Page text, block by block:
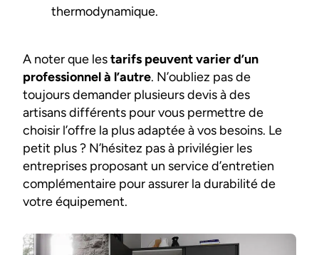
thermodynamique.
A noter que lestarifs peuvent varier d’un
professionnel à l’autre. N’oubliez pas de
toujours demander plusieurs devis à des
artisans différents pour vous permettre de
choisir l’offre la plus adaptée à vos besoins. Le
petit plus ? N’hésitez pas à privilégier les
entreprises proposant un service d’entretien
complémentaire pour assurer la durabilité de
votre équipement.